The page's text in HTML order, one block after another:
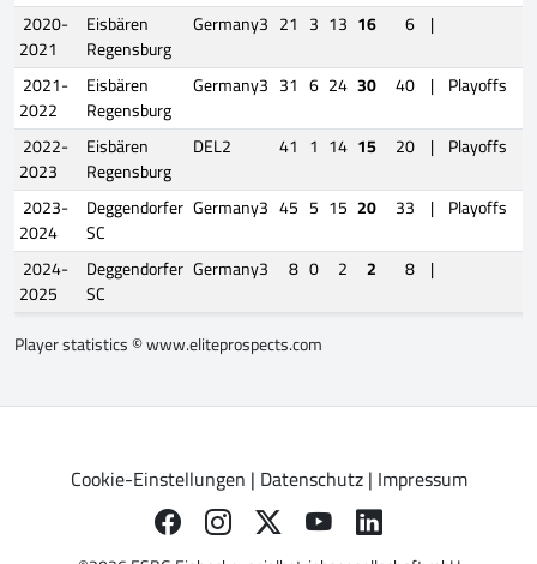
2020-
2021
Eisbären
Regensburg
Germany3 21 3 13 16 6 |
2021-
2022
Eisbären
Regensburg
Germany3 31 6 24 30 40 | Playoffs
2022-
2023
Eisbären
Regensburg
DEL2 41 1 14 15 20 | Playoffs
2023-
2024
Deggendorfer
SC
Germany3 45 5 15 20 33 | Playoffs
2024-
2025
Deggendorfer
SC
Germany3 8 0 2 2 8 |
Player statistics ©www.eliteprospects.com
Cookie-Einstellungen | Datenschutz| Impressum